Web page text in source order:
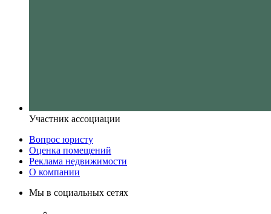
Участник ассоциации
Вопрос юристу
Оценка помещений
Реклама недвижимости
О компании
Мы в социальных сетях